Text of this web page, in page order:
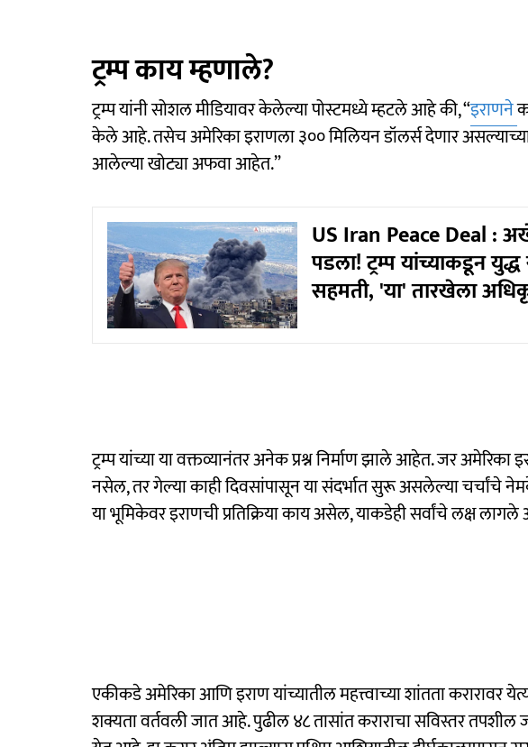
ट्रम्प काय म्हणाले?
ट्रम्प यांनी सोशल मीडियावर केलेल्या पोस्टमध्ये म्हटले आहे की, “इराणने
केले आहे. तसेच अमेरिका इराणला ३०० मिलियन डॉलर्स देणार
आलेल्या खोट्या अफवा आहेत.”
US Iran Peace Deal :
पडला! ट्रम्प यांच्याकडून
सहमती, 'या' तारखेला
ट्रम्प यांच्या या वक्तव्यानंतर अनेक प्रश्न निर्माण झाले आहेत. जर
नसेल, तर गेल्या काही दिवसांपासून या संदर्भात सुरू असलेल्या चर्चांचे
या भूमिकेवर इराणची प्रतिक्रिया काय असेल, याकडेही सर्वांचे लक्ष
एकीकडे अमेरिका आणि इराण यांच्यातील महत्त्वाच्या शांतता करारावर
शक्यता वर्तवली जात आहे. पुढील ४८ तासांत कराराचा सविस्तर तपशील